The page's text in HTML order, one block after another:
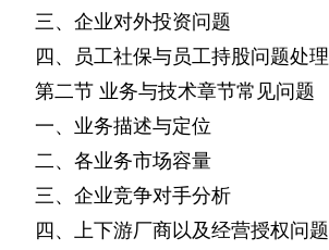
三、企业对外投资问题
四、员工社保与员工持股问题处理
第二节 业务与技术章节常见问题
一、业务描述与定位
二、各业务市场容量
三、企业竞争对手分析
四、上下游厂商以及经营授权问题